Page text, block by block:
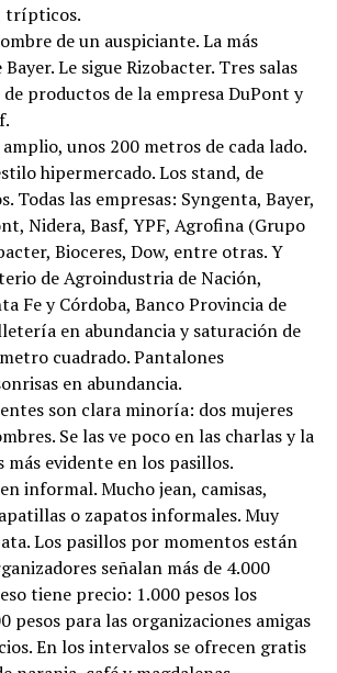
trípticos.
de un auspiciante. La más
Le sigue Rizobacter. Tres salas
productos de la empresa DuPont y
unos 200 metros de cada lado.
hipermercado. Los stand, de
Todas las empresas: Syngenta, Bayer,
Nidera, Basf, YPF, Agrofina (Grupo
Bioceres, Dow, entre otras. Y
de Agroindustria de Nación,
Fe y Córdoba, Banco Provincia de
en abundancia y saturación de
cuadrado. Pantalones
en abundancia.
son clara minoría: dos mujeres
Se las ve poco en las charlas y la
más evidente en los pasillos.
informal. Mucho jean, camisas,
o zapatos informales. Muy
Los pasillos por momentos están
señalan más de 4.000
tiene precio: 1.000 pesos los
pesos para las organizaciones amigas
En los intervalos se ofrecen gratis